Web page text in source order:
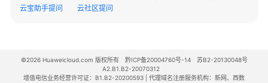
云宝助手提问
云社区提问
©2026 Huaweicloud.com 版权所有 黔ICP备20004760号-14
苏B2-20130048号
A2.B1.B2-20070312
增值电信业务经营许可证：B1.B2-20200593 | 代理域名注册服务机构：新网、西数